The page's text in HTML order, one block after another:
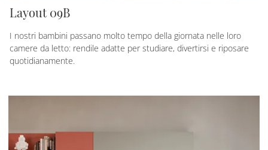
Layout 09B
I nostri bambini passano molto tempo della giornata nelle loro
camere da letto: rendile adatte per studiare, divertirsi e riposare
quotidianamente.